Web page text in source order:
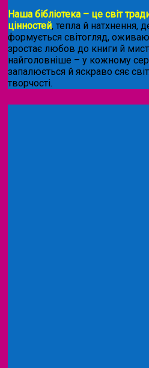
Наша бібліотека – це світ
цінностей, тепла й натхнення,
формується світогляд,
зростає любов до книги й
найголовніше – у кожному
запалюється й яскраво сяє
творчості.